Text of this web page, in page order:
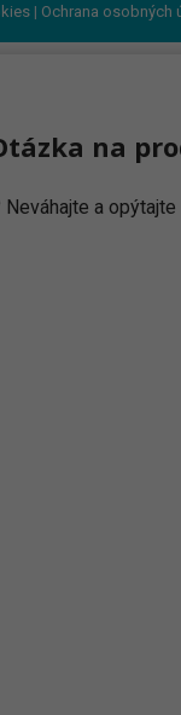
| Ochrana osobných
na
a